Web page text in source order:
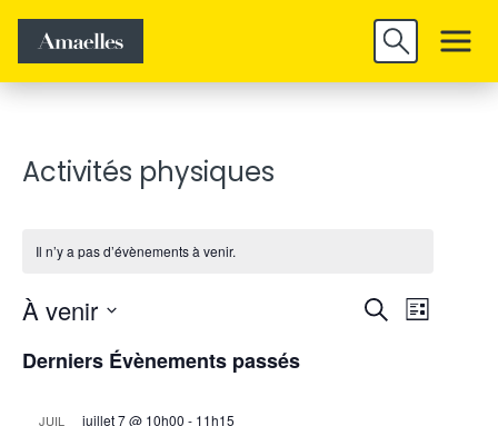
Découvrir
Activités physiques
Il n’y a pas d’évènements à venir.
Recherche
Liste
À venir
Sélectionnez
Derniers Évènements passés
JUIL juillet 7 @ 10h00 - 11h15